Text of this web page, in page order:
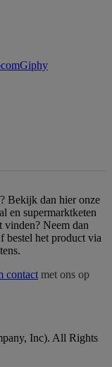
Giphy
Bekijk dan hier onze
en supermarktketen
vinden? Neem dan
bestel het product via
contact met ons op
Inc). All Rights